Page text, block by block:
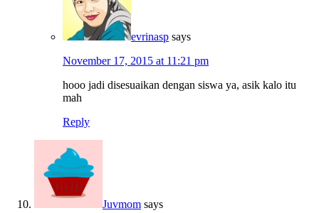
evrinasp says
November 17, 2015 at 11:21 pm
hooo jadi disesuaikan dengan siswa ya, asik kalo itu
mah
Reply
Juvmom says